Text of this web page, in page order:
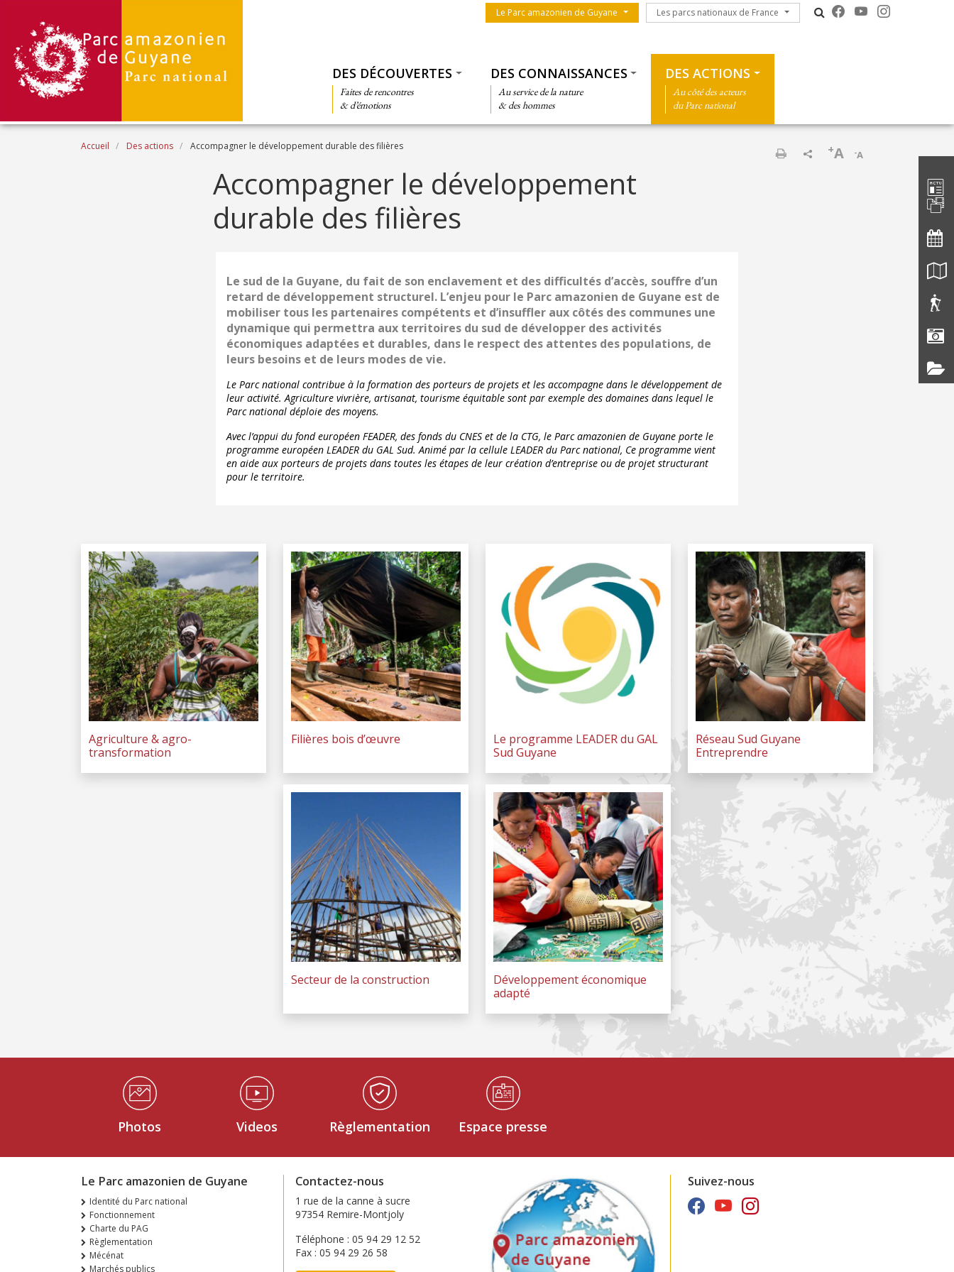
Menu du parc
Le Parc amazonien de Guyane Les parcs nationaux de France
Les parcs nationaux de France
DES DÉCOUVERTES
Faites de rencontres
& d’émotions
DES CONNAISSANCES
Au service de la nature
& des hommes
DES ACTIONS
Au côté des acteurs
du Parc national
Fil d'Ariane
Accueil Des actions Accompagner le développement durable des filières
-A
+A
Accompagner le développement
durable des filières
Le sud de la Guyane, du fait de son enclavement et des difficultés d’accès, souffre d’un
retard de développement structurel. L’enjeu pour le Parc amazonien de Guyane est de
mobiliser tous les partenaires compétents et d’insuffler aux côtés des communes une
dynamique qui permettra aux territoires du sud de développer des activités
économiques adaptées et durables, dans le respect des attentes des populations, de
leurs besoins et de leurs modes de vie.
Le Parc national contribue à la formation des porteurs de projets et les accompagne dans le développement de
leur activité. Agriculture vivrière, artisanat, tourisme équitable sont par exemple des domaines dans lequel le
Parc national déploie des moyens.
Avec l’appui du fond européen FEADER, des fonds du CNES et de la CTG, le Parc amazonien de Guyane porte le
programme européen LEADER du GAL Sud. Animé par la cellule LEADER du Parc national, Ce programme vient
en aide aux porteurs de projets dans toutes les étapes de leur création d’entreprise ou de projet structurant
pour le territoire.
Agriculture & agro-
transformation
Filières bois d’œuvre
Le programme LEADER du GAL
Sud Guyane
Réseau Sud Guyane
Entreprendre
Secteur de la construction
Développement économique
adapté
Médiathèque Footer
Photos Videos Règlementation Espace presse
Le Parc amazonien de Guyane
Identité du Parc national
Fonctionnement
Charte du PAG
Règlementation
Mécénat
Marchés publics
Contactez-nous
1 rue de la canne à sucre
97354 Remire-Montjoly
Téléphone : 05 94 29 12 52
Fax : 05 94 29 26 58
Suivez-nous